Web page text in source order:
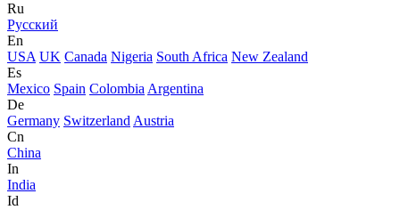
Ru
Русский
En
USA UK Canada Nigeria South Africa New Zealand
Es
Mexico Spain Colombia Argentina
De
Germany Switzerland Austria
Cn
China
In
India
Id